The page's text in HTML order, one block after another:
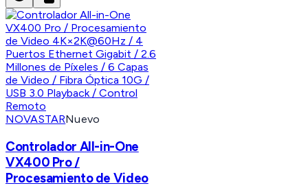
NOVASTARNuevo
Controlador All-in-One
VX400 Pro /
Procesamiento de Video